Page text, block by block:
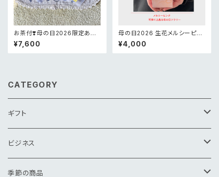
お茶付❣️母の日2026限定あり
がとうの花かごアレンジメント
¥7,600
母の日2026 生花メルシーピン
クアレンジメント
¥4,000
CATEGORY
ギフト
花束
アレンジメント
ビジネス
花束
季節の商品